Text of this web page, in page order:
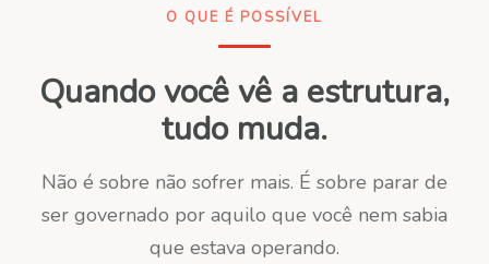
O QUE É POSSÍVEL
Quando você vê a estrutura,
tudo muda.
Não é sobre não sofrer mais. É sobre parar de
ser governado por aquilo que você nem sabia
que estava operando.